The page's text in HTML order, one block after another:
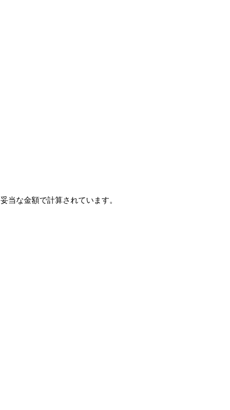
妥当な金額で計算されています。